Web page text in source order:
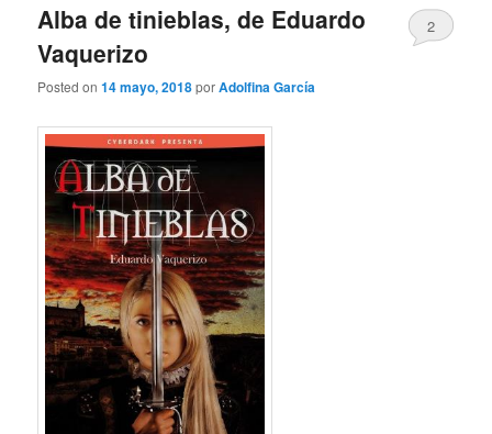
Alba de tinieblas, de Eduardo
Vaquerizo
Posted on14 mayo, 2018porAdolfina García
2